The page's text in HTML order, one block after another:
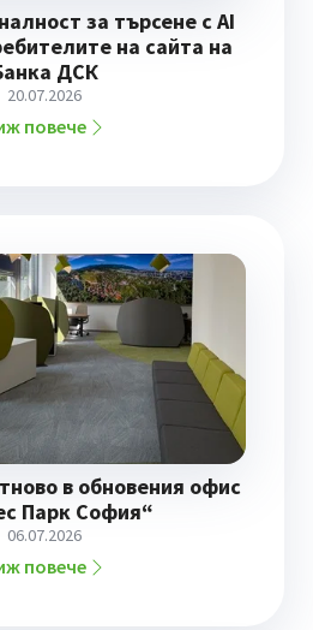
за търсене с AI
на сайта на
ДСК
20.07.2026
повече
в обновения офис
Парк София“
06.07.2026
повече